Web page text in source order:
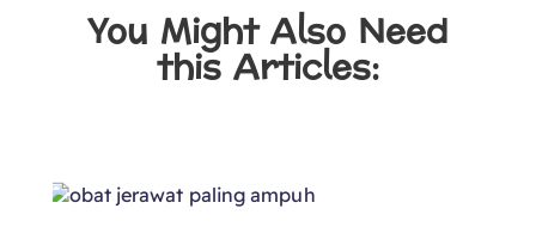
You Might Also Need
this Articles: